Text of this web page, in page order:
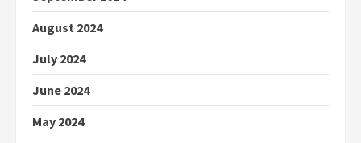
August 2024
July 2024
June 2024
May 2024